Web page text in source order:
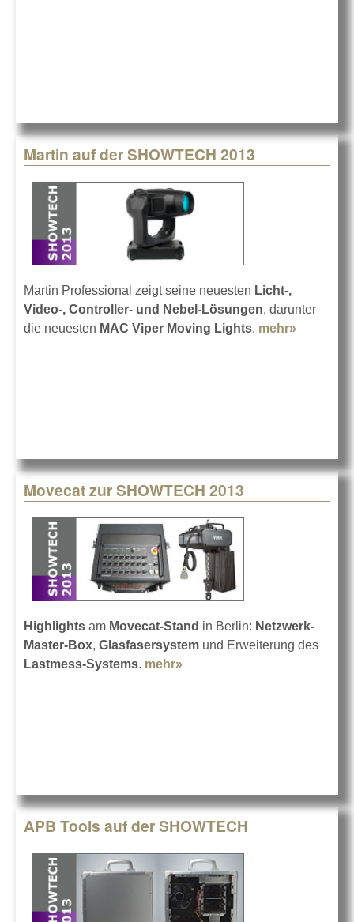
Martin auf der SHOWTECH 2013
Martin Professional zeigt seine neuesten Licht-,
Video-, Controller- und Nebel-Lösungen, darunter
die neuesten MAC Viper Moving Lights. mehr»
Movecat zur SHOWTECH 2013
Highlights am Movecat-Stand in Berlin: Netzwerk-
Master-Box, Glasfasersystem und Erweiterung des
Lastmess-Systems. mehr»
APB Tools auf der SHOWTECH